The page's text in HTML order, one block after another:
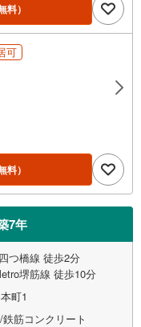
料）
可
料）
7年
つ橋線 徒歩2分
堺筋線 徒歩10分
町1
筋コンクリート